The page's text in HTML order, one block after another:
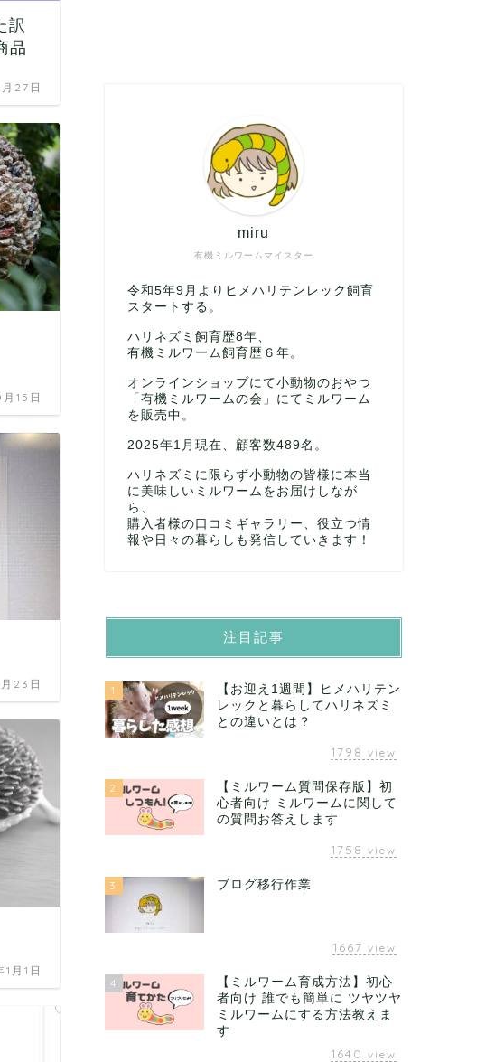
訳
品
27日
15日
23日
月1日
有機ミルワームマイスター
miru
令和5年9月よりヒメハリテンレック飼育
スタートする。
ハリネズミ飼育歴8年、
有機ミルワーム飼育歴６年。
オンラインショップにて小動物のおやつ
「有機ミルワームの会」にてミルワーム
を販売中。
2025年1月現在、顧客数489名。
ハリネズミに限らず小動物の皆様に本当
に美味しいミルワームをお届けしなが
ら、
購入者様の口コミギャラリー、役立つ情
報や日々の暮らしも発信していきます！
注目記事
1
【お迎え1週間】ヒメハリテン
レックと暮らしてハリネズミ
との違いとは？
1798 view
2
【ミルワーム質問保存版】初
心者向け ミルワームに関して
の質問お答えします
1758 view
3 ブログ移行作業
1667 view
4
【ミルワーム育成方法】初心
者向け 誰でも簡単に ツヤツヤ
ミルワームにする方法教えま
す
1640 view